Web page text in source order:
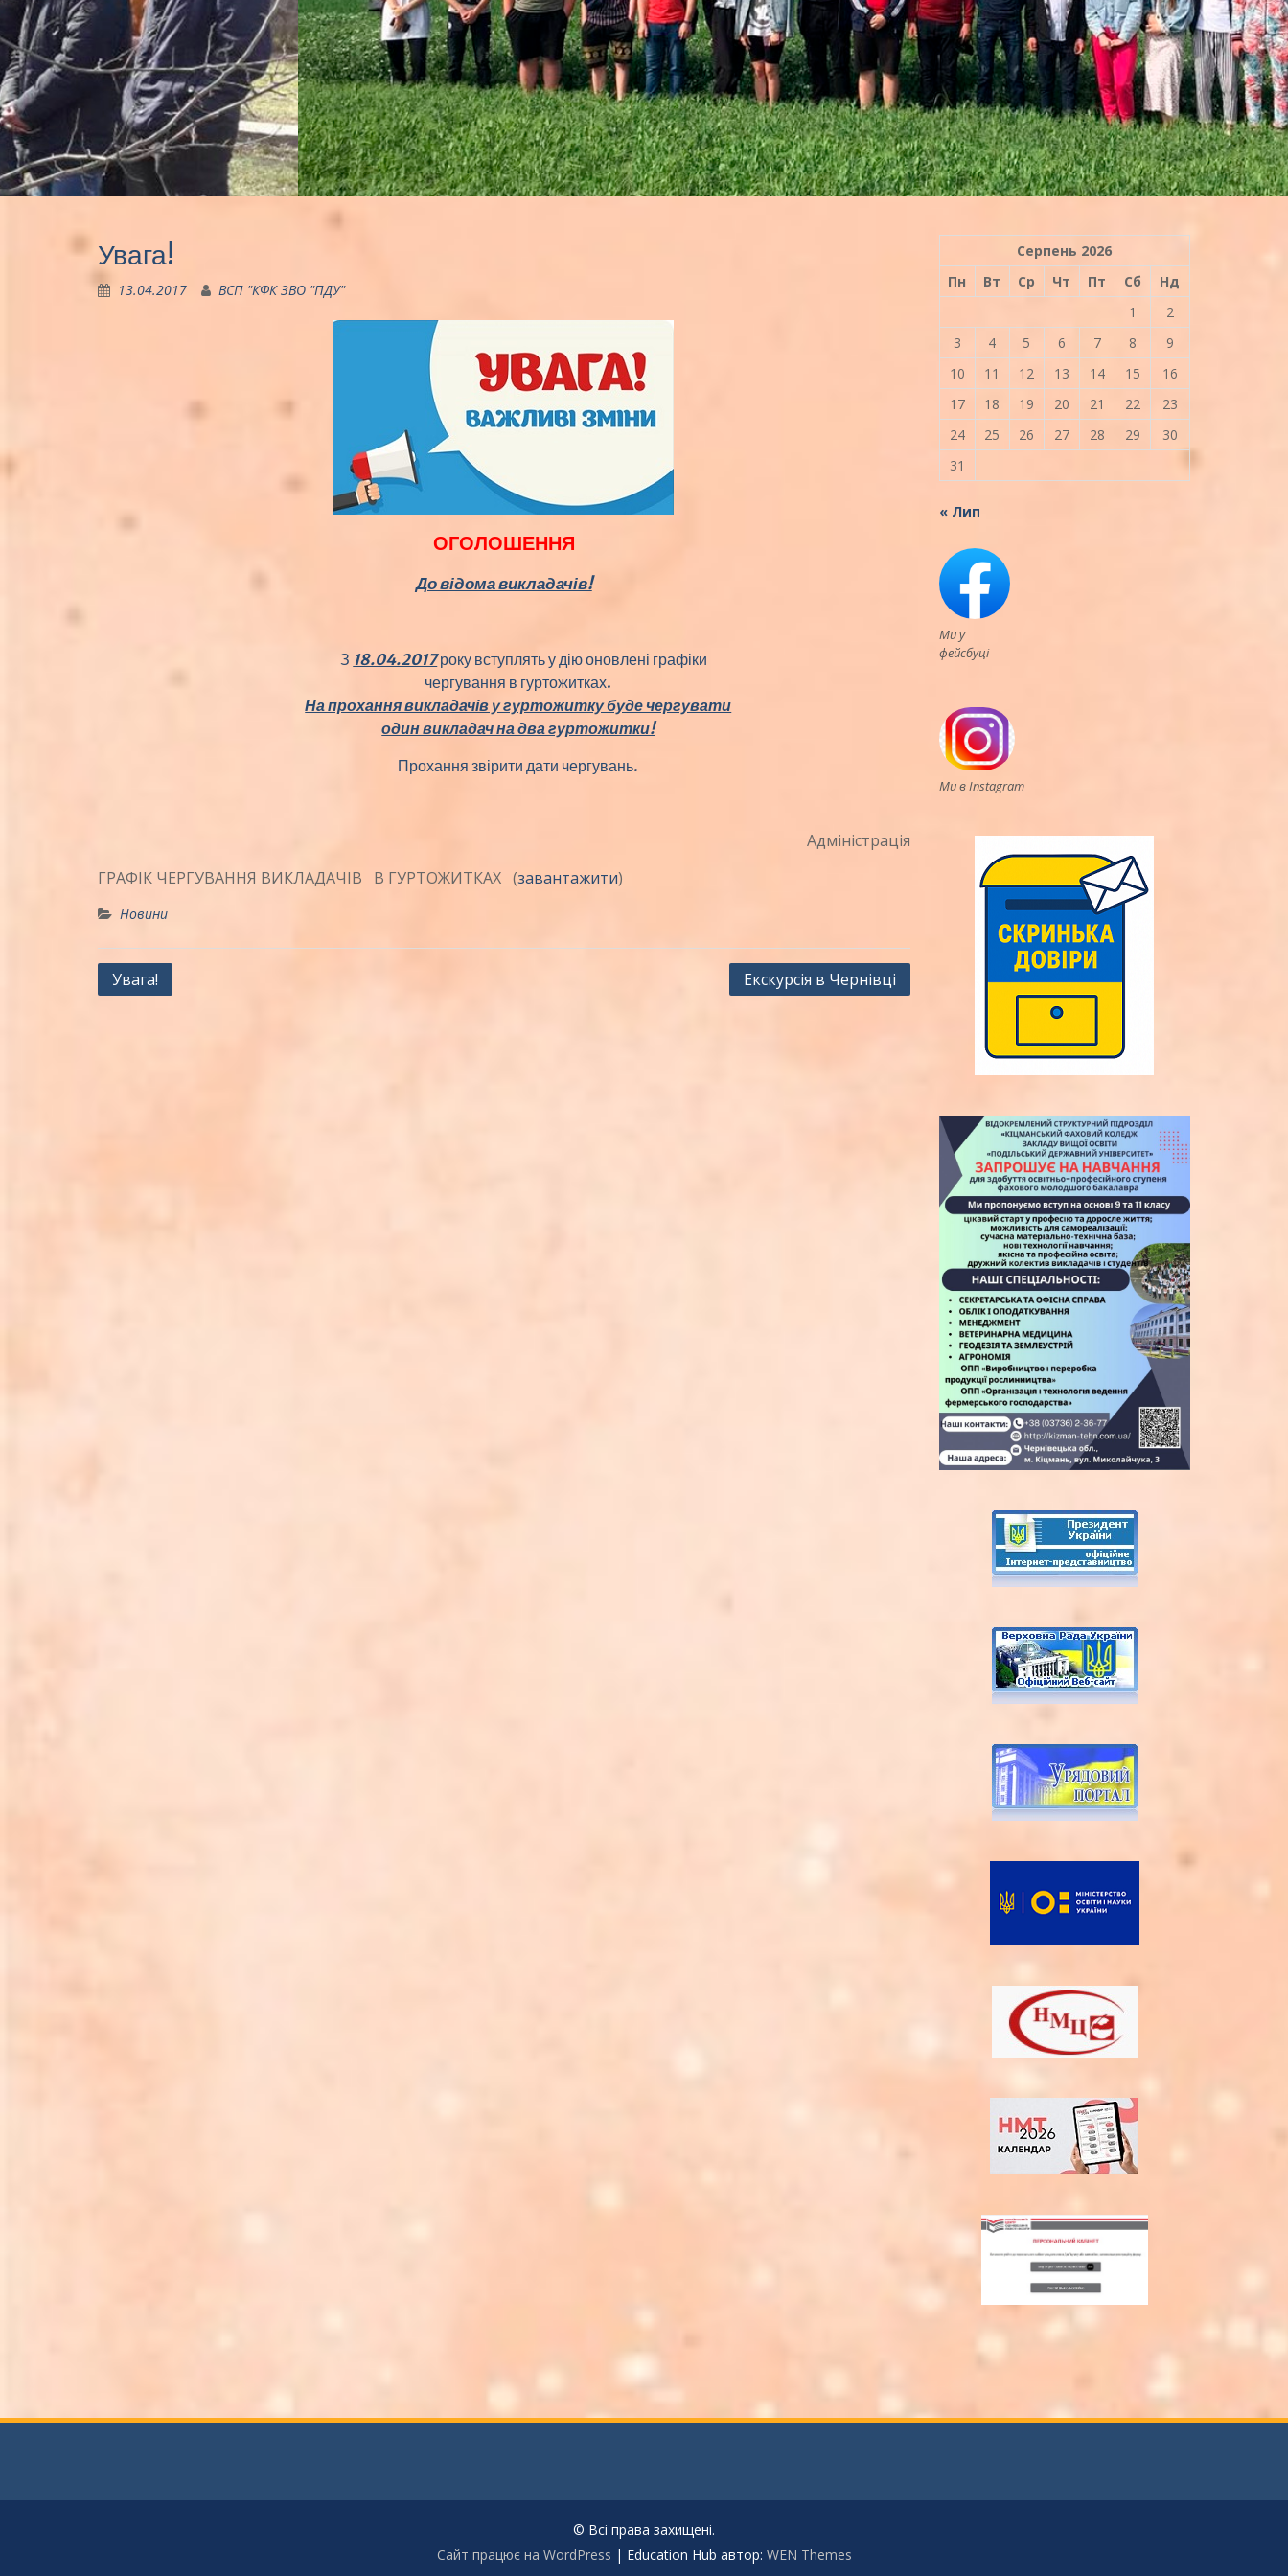
Увага!
13.04.2017 ВСП "КФК ЗВО "ПДУ"
ОГОЛОШЕННЯ
До відома викладачів!
З 18.04.2017року вступлять у дію оновлені графіки
чергування в гуртожитках.
На прохання викладачів у гуртожитку буде чергувати
один викладач на два гуртожитки!
Прохання звірити дати чергувань.
Адміністрація
ГРАФІК ЧЕРГУВАННЯ ВИКЛАДАЧІВ В ГУРТОЖИТКАХ (завантажити)
Новини
Навігація
Увага! Екскурсія в Чернівці
Серпень 2026
Пн
Вт Ср Чт Пт Сб
Нд
1
2
3
4 5 6 7 8
9
10
11 12 13 14 15
16
17
18 19 20 21 22
23
24
25 26 27 28 29
30
31
« Лип
Ми у
фейсбуці
Ми в Instagram
© Всі права захищені.
Сайт працює на WordPress | Education Hub автор: WEN Themes